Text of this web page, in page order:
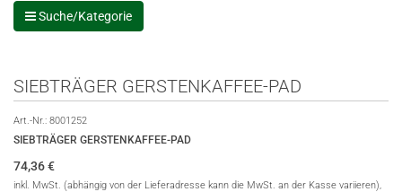
Suche/Kategorie
SIEBTRÄGER GERSTENKAFFEE-PAD
Art.-Nr.: 8001252
SIEBTRÄGER GERSTENKAFFEE-PAD
74,36€
inkl. MwSt. (abhängig von der Lieferadresse kann die MwSt. an der Kasse variieren),